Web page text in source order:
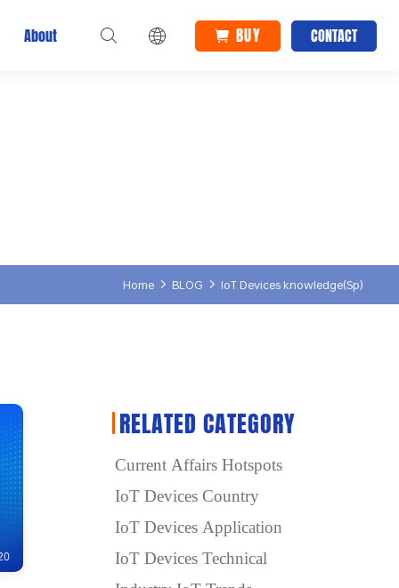
About BUY CONTACT
Home BLOG IoT Devices knowledge(Sp)
RELATED CATEGORY
Current Affairs Hotspots
IoT Devices Country
IoT Devices Application
IoT Devices Technical